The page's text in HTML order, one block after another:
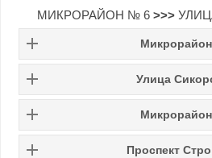
МИКРОРАЙОН № 6 >>>
Улица
Проспект